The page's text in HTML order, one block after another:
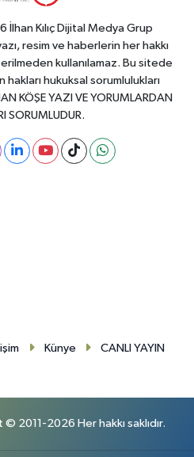
Kılıç Dijital Medya Grup
resim ve haberlerin her hakkı
kullanılamaz. Bu sitede
hakları hukuksal sorumlulukları
KÖŞE YAZI VE YORUMLARDAN
SORUMLUDUR.
Künye CANLI YAYIN
2011-2026 Her hakkı saklıdır.